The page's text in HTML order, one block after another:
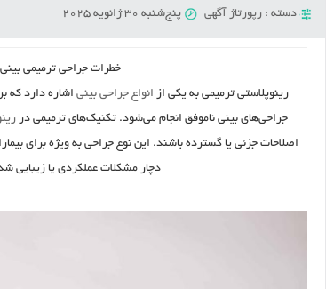
دسته : رپورتاژ آگهی پنج‌شنبه 30 ژانویه 2025
خطرات جراحی ترمیمی
رینوپلاستی ترمیمی به یکی از انواع جراحی بینیاشاره دارد که
جراحی‌های بینی ناموفق انجام می‌شود. تکنیک‌های ترمیمی در
اصلاحات جزئی یا گسترده باشند. این نوع جراحی به ویژه برای
دچار مشکلات عملکردی یا زیبایی